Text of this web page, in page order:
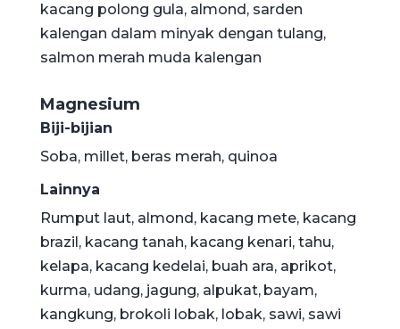
kacang polong gula, almond, sarden
kalengan dalam minyak dengan tulang,
salmon merah muda kalengan
Magnesium
Biji-bijian
Soba, millet, beras merah, quinoa
Lainnya
Rumput laut, almond, kacang mete, kacang
brazil, kacang tanah, kacang kenari, tahu,
kelapa, kacang kedelai, buah ara, aprikot,
kurma, udang, jagung, alpukat, bayam,
kangkung, brokoli lobak, lobak, sawi, sawi